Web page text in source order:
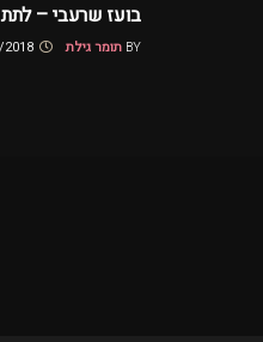
בועז שרעבי – לתת
BY תומר גילת